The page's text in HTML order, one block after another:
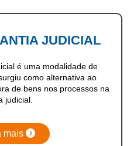
JUDICIAL
é uma modalidade de
como alternativa ao
de bens nos processos na
judicial.
mais